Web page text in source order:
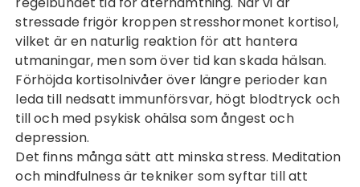
stressade frigör kroppen stresshormonet kortisol,
vilket är en naturlig reaktion för att hantera
utmaningar, men som över tid kan skada hälsan.
Förhöjda kortisolnivåer över längre perioder kan
leda till nedsatt immunförsvar, högt blodtryck och
till och med psykisk ohälsa som ångest och
depression.
Det finns många sätt att minska stress. Meditation
och mindfulness är tekniker som syftar till att